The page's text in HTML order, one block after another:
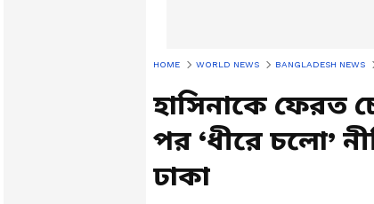
HOME WORLD NEWS BANGLADESH NEWS
হাসিনাকে ফেরত
পর ‘ধীরে চলো’
ঢাকা